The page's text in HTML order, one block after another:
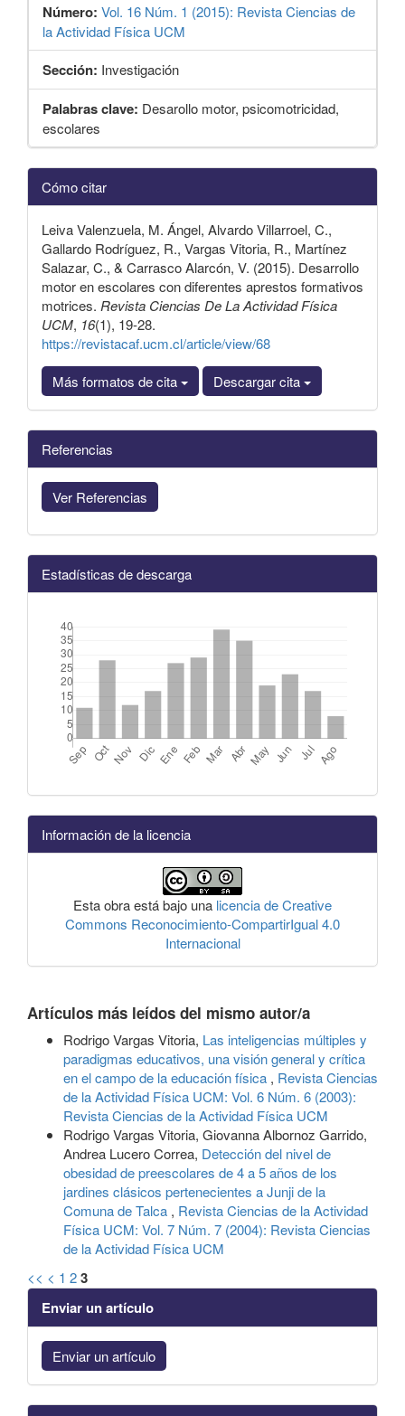
Número: Vol. 16 Núm. 1 (2015): Revista Ciencias de
la Actividad Física UCM
Sección: Investigación
Palabras clave: Desarollo motor, psicomotricidad,
escolares
Detalles
del
artículo
Cómo citar
Leiva Valenzuela, M. Ángel, Alvardo Villarroel, C.,
Gallardo Rodríguez, R., Vargas Vitoria, R., Martínez
Salazar, C., & Carrasco Alarcón, V. (2015). Desarrollo
motor en escolares con diferentes aprestos formativos
motrices. Revista Ciencias De La Actividad Física
UCM, 16(1), 19-28.
https://revistacaf.ucm.cl/article/view/68
Más formatos de cita
Descargar cita
Referencias
Ver Referencias
Estadísticas de descarga
Información de la licencia
Esta obra está bajo una licencia de Creative
Commons Reconocimiento-CompartirIgual 4.0
Internacional
Artículos más leídos del mismo autor/a
Rodrigo Vargas Vitoria, Las inteligencias múltiples y
paradigmas educativos, una visión general y crítica
en el campo de la educación física , Revista Ciencias
de la Actividad Física UCM: Vol. 6 Núm. 6 (2003):
Revista Ciencias de la Actividad Física UCM
Rodrigo Vargas Vitoria, Giovanna Albornoz Garrido,
Andrea Lucero Correa, Detección del nivel de
obesidad de preescolares de 4 a 5 años de los
jardines clásicos pertenecientes a Junji de la
Comuna de Talca , Revista Ciencias de la Actividad
Física UCM: Vol. 7 Núm. 7 (2004): Revista Ciencias
de la Actividad Física UCM
<< < 1 23
Enviar un artículo
Enviar un artículo